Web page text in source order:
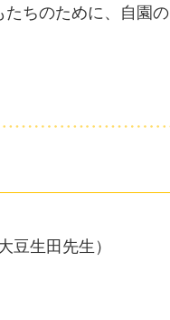
たちのために、自園の
豆生田先生）